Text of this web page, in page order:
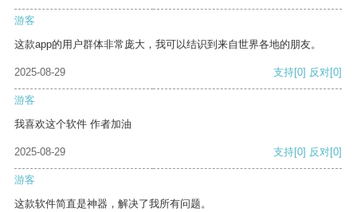
游客
这款app的用户群体非常庞大，我可以结识到来自世界各地的朋友。
2025-08-29 支持[0] 反对[0]
游客
我喜欢这个软件 作者加油
2025-08-29 支持[0] 反对[0]
游客
这款软件简直是神器，解决了我所有问题。